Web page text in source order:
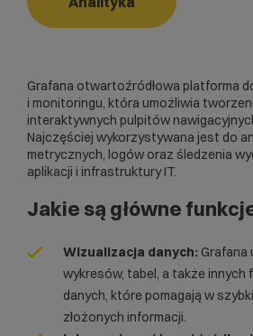
Grafana otwartoźródłowa platforma
i monitoringu, która umożliwia
interaktywnych pulpitów
Najczęściej wykorzystywana jest do
metrycznych, logów oraz śledzenia
aplikacji i infrastruktury IT.
Jakie są główne
Wizualizacja danych: Grafana
wykresów, tabel, a także innych
danych, które pomagają w
złożonych informacji.